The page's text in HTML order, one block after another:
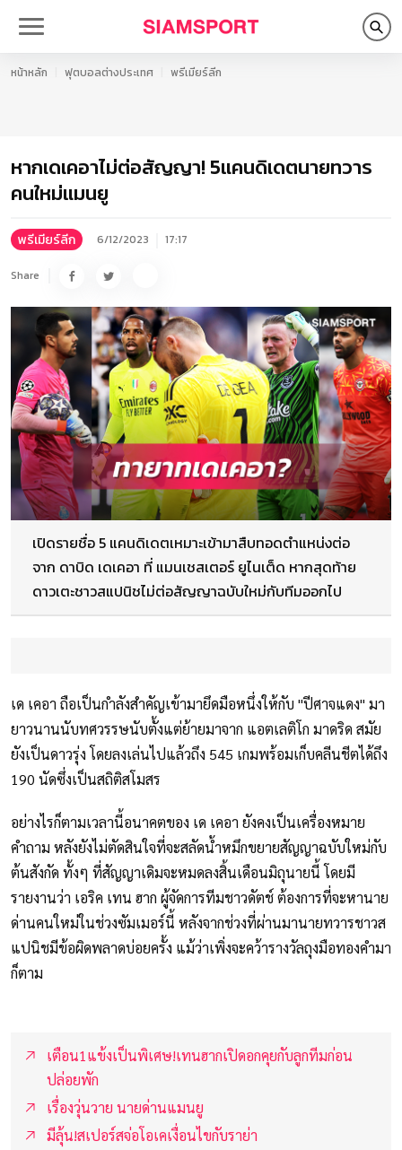
หน้าหลัก ฟุตบอลต่างประเทศ พรีเมียร์ลีก
หากเดเคอาไม่ต่อสัญญา! 5แคนดิเดตนายทวาร
คนใหม่แมนยู
พรีเมียร์ลีก 6/12/2023 17:17
Share
เปิดรายชื่อ 5 แคนดิเดตเหมาะเข้ามาสืบทอดตำแหน่งต่อ
จาก ดาบิด เดเคอา ที่ แมนเชสเตอร์ ยูไนเต็ด หากสุดท้าย
ดาวเตะชาวสแปนิชไม่ต่อสัญญาฉบับใหม่กับทีมออกไป
เด เคอา ถือเป็นกำลังสำคัญเข้ามายึดมือหนึ่งให้กับ "ปีศาจแดง" มา
ยาวนานนับทศวรรษนับตั้งแต่ย้ายมาจาก แอตเลติโก มาดริด สมัย
ยังเป็นดาวรุ่ง โดยลงเล่นไปแล้วถึง 545 เกมพร้อมเก็บคลีนชีตได้ถึง
190 นัดซึ่งเป็นสถิติสโมสร
อย่างไรก็ตามเวลานี้อนาคตของ เด เคอา ยังคงเป็นเครื่องหมาย
คำถาม หลังยังไม่ตัดสินใจที่จะสลัดน้ำหมึกขยายสัญญาฉบับใหม่กับ
ต้นสังกัด ทั้งๆ ที่สัญญาเดิมจะหมดลงสิ้นเดือนมิถุนายนี้ โดยมี
รายงานว่า เอริค เทน ฮาก ผู้จัดการทีมชาวดัตช์ ต้องการที่จะหานาย
ด่านคนใหม่ในช่วงซัมเมอร์นี้ หลังจากช่วงที่ผ่านมานายทวารชาวส
แปนิชมีข้อผิดพลาดบ่อยครั้ง แม้ว่าเพิ่งจะคว้ารางวัลถุงมือทองคำมา
ก็ตาม
เตือน1แข้งเป็นพิเศษ!เทนฮากเปิดอกคุยกับลูกทีมก่อน
ปล่อยพัก
เรื่องวุ่นวาย นายด่านแมนยู
มีลุ้น!สเปอร์สจ่อโอเคเงื่อนไขกับราย่า